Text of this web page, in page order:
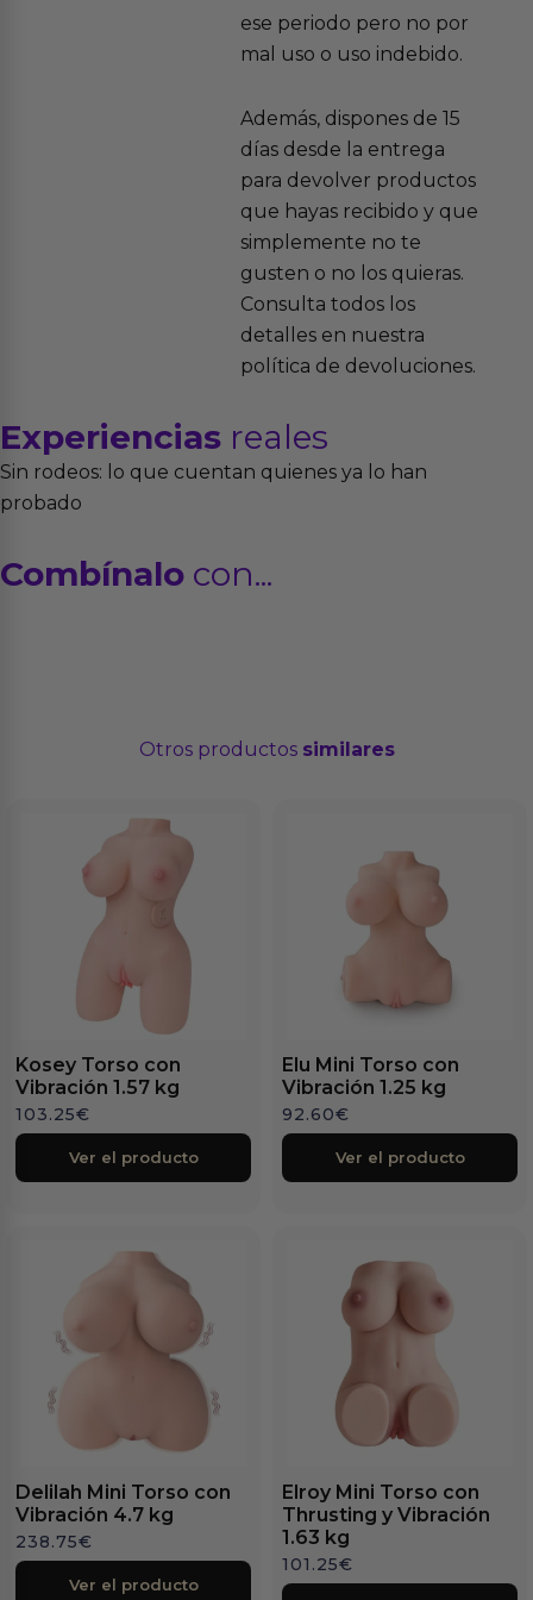
ese periodo pero no por
mal uso o uso indebido.
Además, dispones de 15
días desde la entrega
para devolver productos
que hayas recibido y que
simplemente no te
gusten o no los quieras.
Consulta todos los
detalles en nuestra
política de devoluciones.
Experiencias reales
Sin rodeos: lo que cuentan quienes ya lo han
probado
Combínalo con...
Otros productos similares
Kosey Torso con
Vibración 1.57 kg
103.25€
Ver el producto
Elu Mini Torso con
Vibración 1.25 kg
92.60€
Ver el producto
Delilah Mini Torso con
Vibración 4.7 kg
238.75€
Ver el producto
Elroy Mini Torso con
Thrusting y Vibración
1.63 kg
101.25€